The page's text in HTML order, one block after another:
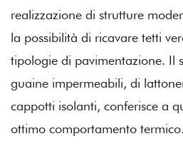
realizzazione di strutture
la possibilità di ricavare tetti
tipologie di pavimentazione. Il
guaine impermeabili, di
cappotti isolanti, conferisce a
ottimo comportamento termico.